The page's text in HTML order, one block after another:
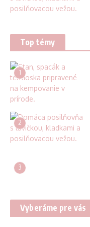
Top témy
1
2
3
Vyberáme pre vás